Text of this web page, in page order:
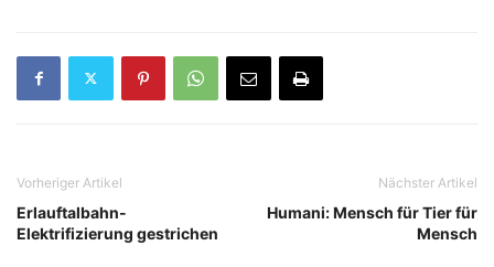
Vorheriger Artikel
Erlauftalbahn-
Elektrifizierung gestrichen
Nächster Artikel
Humani: Mensch für Tier für
Mensch